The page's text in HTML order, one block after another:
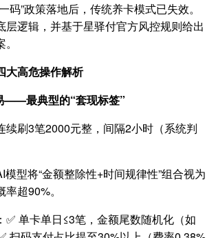
码”政策落地后，传统养卡模式已失效。
层逻辑，并基于星驿付官方风控规则给出
大高危操作解析
——最典型的“套现标签”
续刷3笔2000元整，间隔2小时（系统判
型将“金额整除性+时间规律性”组合视为
超90%。
：✅ 单卡单日≤3笔，金额尾数随机化（如